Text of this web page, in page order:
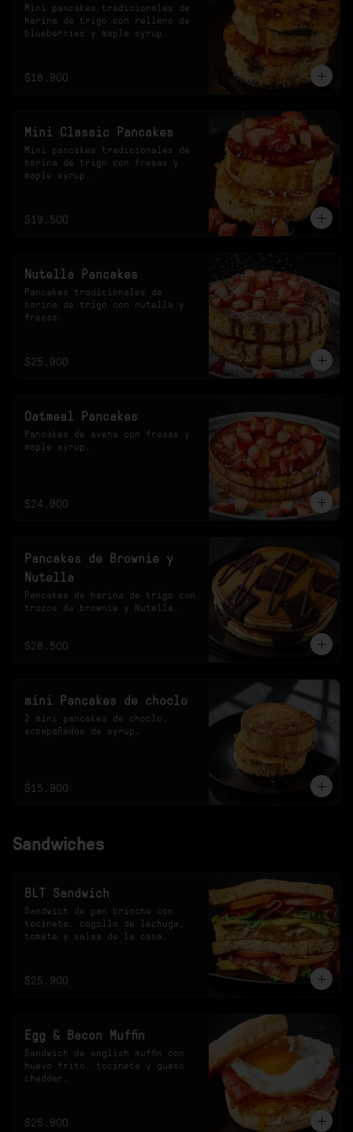
Mini pancakes tradicionales de
harina de trigo con relleno de
blueberries y maple syrup.
$18.900
Mini Classic Pancakes
Mini pancakes tradicionales de
harina de trigo con fresas y
maple syrup.
$19.500
Nutella Pancakes
Pancakes tradicionales de
harina de trigo con nutella y
fresas.
$25.900
Oatmeal Pancakes
Pancakes de avena con fresas y
maple syrup.
$24.900
Pancakes de Brownie y
Nutella
Pancakes de harina de trigo con
trozos de brownie y Nutella.
$28.500
mini Pancakes de choclo
2 mini pancakes de choclo,
acompañados de syrup.
$15.900
Sandwiches
BLT Sandwich
Sandwich de pan brioche con
tocineta, cogollo de lechuga,
tomate y salsa de la casa.
$25.900
Egg & Bacon Muffin
Sandwich de english muffin con
huevo frito, tocineta y queso
cheddar.
$25.900